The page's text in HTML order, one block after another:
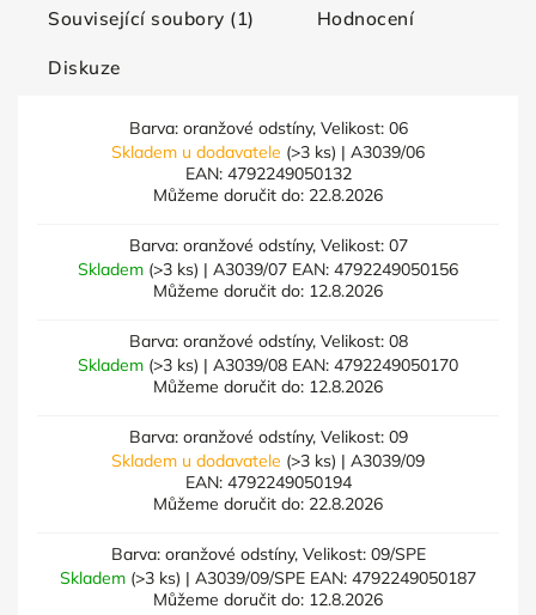
Související soubory (1) Hodnocení
Diskuze
Barva: oranžové odstíny, Velikost: 06
Skladem u dodavatele (>3 ks) | A3039/06
EAN: 4792249050132
Můžeme doručit do: 22.8.2026
Barva: oranžové odstíny, Velikost: 07
Skladem (>3 ks) | A3039/07 EAN: 4792249050156
Můžeme doručit do: 12.8.2026
Barva: oranžové odstíny, Velikost: 08
Skladem (>3 ks) | A3039/08 EAN: 4792249050170
Můžeme doručit do: 12.8.2026
Barva: oranžové odstíny, Velikost: 09
Skladem u dodavatele (>3 ks) | A3039/09
EAN: 4792249050194
Můžeme doručit do: 22.8.2026
Barva: oranžové odstíny, Velikost: 09/SPE
Skladem (>3 ks) | A3039/09/SPE EAN: 4792249050187
Můžeme doručit do: 12.8.2026